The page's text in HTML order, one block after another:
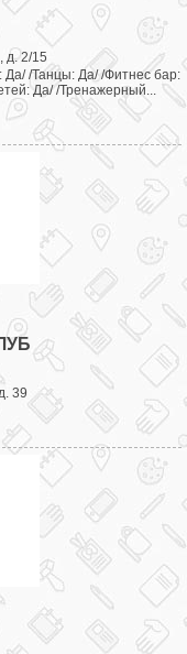
д. 2/15
Да/ /Танцы: Да/ /Фитнес бар:
Да/ /Тренажерный...
39